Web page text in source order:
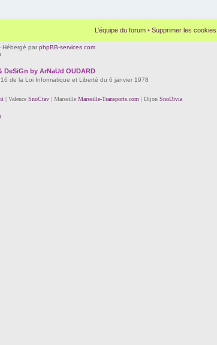
L’équipe du forum • Supprimer les
Hébergé par phpBB-services.com
by ArNaUd OUDARD
de la Loi Informatique et Liberté du 6 janvier 1978
| Valence SnoCtav| Marseille Marseille-Transports.com | Dijon SnoDivia